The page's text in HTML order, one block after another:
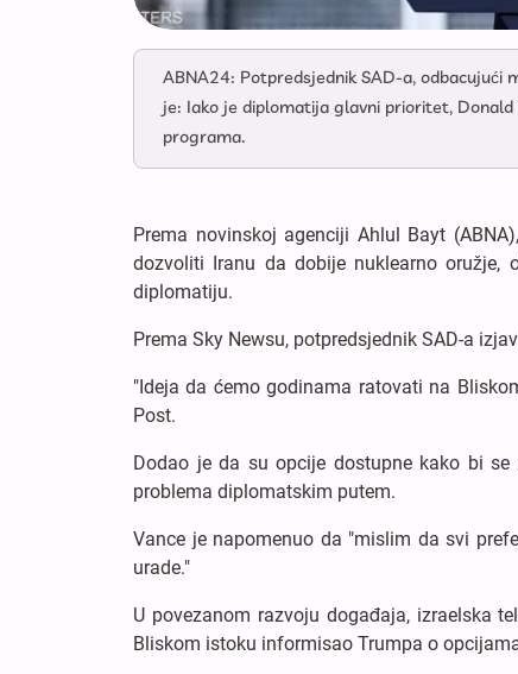
ABNA24: Potpredsjednik SAD-a, odbacujući
je: Iako je diplomatija glavni prioritet,
programa.
Prema novinskoj agenciji Ahlul Bayt
dozvoliti Iranu da dobije nuklearno oružje,
diplomatiju.
Prema Sky Newsu, potpredsjednik SAD-a
"Ideja da ćemo godinama ratovati na
Post.
Dodao je da su opcije dostupne kako bi
problema diplomatskim putem.
Vance je napomenuo da "mislim da svi
urade."
U povezanom razvoju događaja, izraelska
Bliskom istoku informisao Trumpa o